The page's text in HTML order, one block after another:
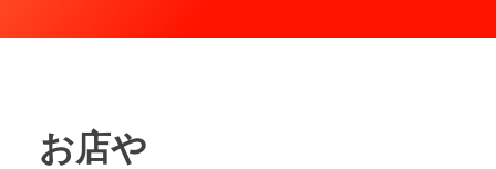
お店や